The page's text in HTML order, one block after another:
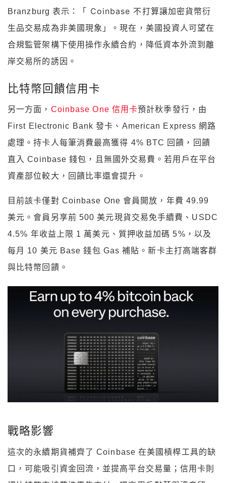
Branzburg 表示：
「 Coinbase 不打算讓加密貨幣衍
生品交易成為非美國現象」。現在， 美國投資人可望在
合規監管架構下使用操作永續合約，降低資本外流到離
岸交易所的誘因。
比特幣回饋信用卡
另一方面， Coinbase One 信用卡預計秋季發行，由
First Electronic Bank 發卡、American Express 網路
處理。持卡人每筆消費最高獲得 4% BTC 回饋，回饋
直入 Coinbase 錢包，且無國外交易費。若用戶在平台
資產部位較大，回饋比率還會提升。
目前該卡僅對 Coinbase One 會員開放，年費 49.99
美元。會員另享前 500 美元現貨交易免手續費、USDC
4.5% 年收益上限 1 萬美元、質押收益加碼 5%，以及
每月 10 美元 Base 錢包 Gas 補貼。新卡主打高端客群
與比特幣回饋。
戰略影響
這次的永續期貨補齊了 Coinbase 在美國槓桿工具的缺
口，可能吸引資金回流，並提高平台交易量；信用卡則